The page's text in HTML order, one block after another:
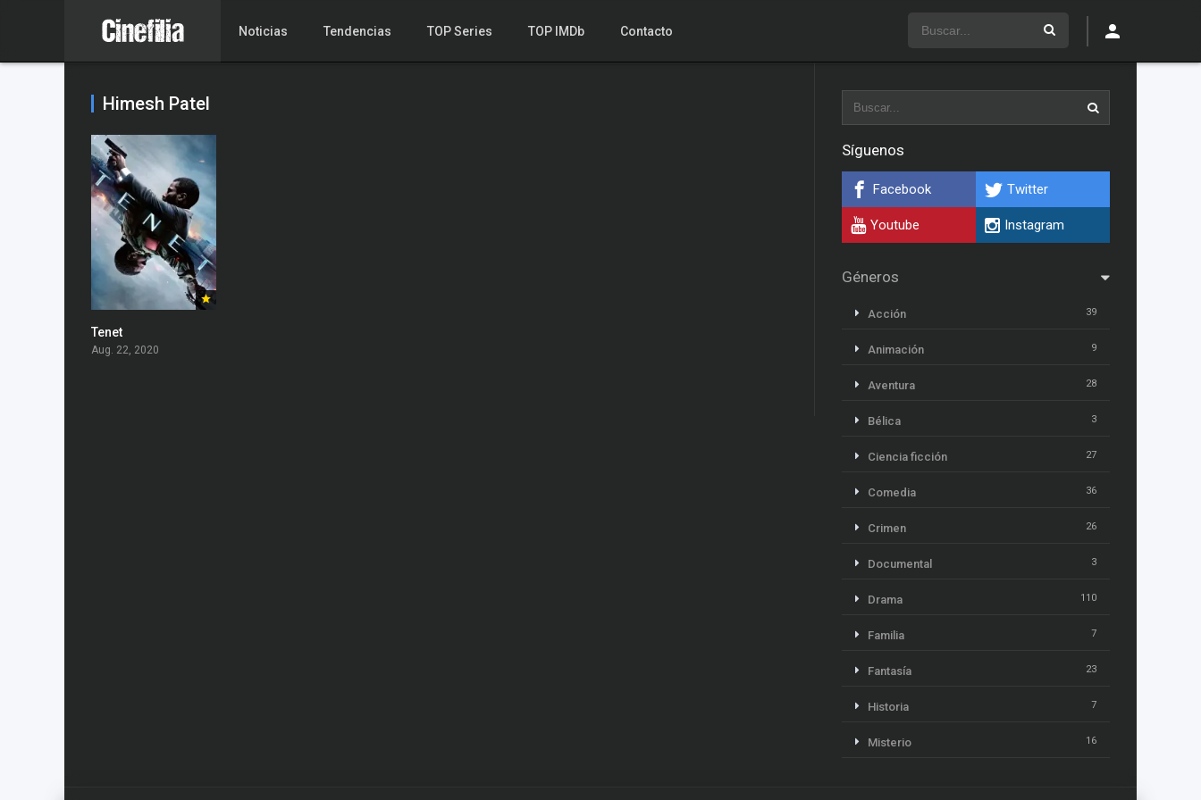
Noticias Tendencias TOP Series TOP IMDb Contacto
Himesh Patel
Tenet
Aug. 22, 2020
Síguenos
Facebook Twitter
Youtube Instagram
Géneros
Acción 39
Animación 9
Aventura 28
Bélica 3
Ciencia ficción 27
Comedia 36
Crimen 26
Documental 3
Drama 110
Familia 7
Fantasía 23
Historia 7
Misterio 16